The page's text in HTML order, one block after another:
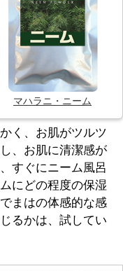
マハラニ・ニーム
く、お肌がツルツ
、お肌に清潔感が
すぐにニーム風呂
にどの程度の保湿
まはの体感的な感
るかは、試してい